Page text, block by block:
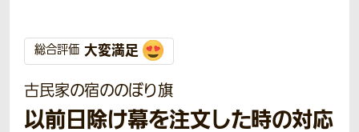
総合評価 大変満足
古民家の宿ののぼり旗
以前日除け幕を注文した時の対応